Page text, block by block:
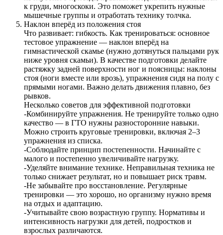
к груди, многоскоки. Это поможет укрепить нужные
мышечные группы и отработать технику толчка.
Наклон вперёд из положения стоя
Что развивает: гибкость. Как тренироваться: основное
тестовое упражнение — наклон вперёд на
гимнастической скамье (нужно дотянуться пальцами рук
ниже уровня скамьи). В качестве подготовки делайте
растяжку задней поверхности ног и поясницы: наклоны
стоя (ноги вместе или врозь), упражнения сидя на полу с
прямыми ногами. Важно делать движения плавно, без
рывков.
Несколько советов для эффективной подготовки
-Комбинируйте упражнения. Не тренируйте только одно
качество — в ГТО нужны разносторонние навыки.
Можно строить круговые тренировки, включая 2–3
упражнения из списка.
-Соблюдайте принцип постепенности. Начинайте с
малого и постепенно увеличивайте нагрузку.
-Уделяйте внимание технике. Неправильная техника не
только снижает результат, но и повышает риск травм.
-Не забывайте про восстановление. Регулярные
тренировки — это хорошо, но организму нужно время
на отдых и адаптацию.
-Учитывайте свою возрастную группу. Нормативы и
интенсивность нагрузки для детей, подростков и
взрослых различаются.